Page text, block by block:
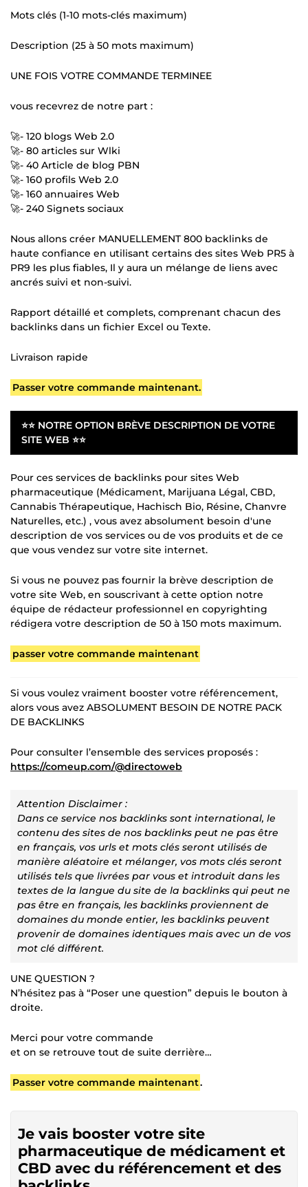
Mots clés (1-10 mots-clés maximum)
Description (25 à 50 mots maximum)
UNE FOIS VOTRE COMMANDE TERMINEE
vous recevrez de notre part :
🚀- 120 blogs Web 2.0
🚀- 80 articles sur Wlki
🚀- 40 Article de blog PBN
🚀- 160 profils Web 2.0
🚀- 160 annuaires Web
🚀- 240 Signets sociaux
Nous allons créer MANUELLEMENT 800 backlinks de
haute confiance en utilisant certains des sites Web PR5 à
PR9 les plus fiables, Il y aura un mélange de liens avec
ancrés suivi et non-suivi.
Rapport détaillé et complets, comprenant chacun des
backlinks dans un fichier Excel ou Texte.
Livraison rapide
Passer votre commande maintenant.
⭐⭐ NOTRE OPTION BRÈVE DESCRIPTION DE VOTRE
SITE WEB ⭐⭐
Pour ces services de backlinks pour sites Web
pharmaceutique (Médicament, Marijuana Légal, CBD,
Cannabis Thérapeutique, Hachisch Bio, Résine, Chanvre
Naturelles, etc.) , vous avez absolument besoin d'une
description de vos services ou de vos produits et de ce
que vous vendez sur votre site internet.
Si vous ne pouvez pas fournir la brève description de
votre site Web, en souscrivant à cette option notre
équipe de rédacteur professionnel en copyrighting
rédigera votre description de 50 à 150 mots maximum.
passer votre commande maintenant
Si vous voulez vraiment booster votre référencement,
alors vous avez ABSOLUMENT BESOIN DE NOTRE PACK
DE BACKLINKS
Pour consulter l’ensemble des services proposés :
https://comeup.com/@directoweb
Attention Disclaimer :
Dans ce service nos backlinks sont international, le
contenu des sites de nos backlinks peut ne pas être
en français, vos urls et mots clés seront utilisés de
manière aléatoire et mélanger, vos mots clés seront
utilisés tels que livrées par vous et introduit dans les
textes de la langue du site de la backlinks qui peut ne
pas être en français, les backlinks proviennent de
domaines du monde entier, les backlinks peuvent
provenir de domaines identiques mais avec un de vos
mot clé différent.
UNE QUESTION ?
N’hésitez pas à “Poser une question” depuis le bouton à
droite.
Merci pour votre commande
et on se retrouve tout de suite derrière…
Passer votre commande maintenant.
Je vais booster votre site
pharmaceutique de médicament et
CBD avec du référencement et des